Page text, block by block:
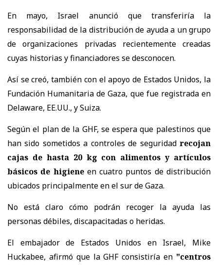
En mayo, Israel anunció que transferiría la
responsabilidad de la distribución de ayuda a un grupo
de organizaciones privadas recientemente creadas
cuyas historias y financiadores se desconocen.
Así se creó, también con el apoyo de Estados Unidos, la
Fundación Humanitaria de Gaza, que fue registrada en
Delaware, EE.UU., y Suiza.
Según el plan de la GHF, se espera que palestinos que
han sido sometidos a controles de seguridad recojan
cajas de hasta 20 kg con alimentos y artículos
básicos de higieneen cuatro puntos de distribución
ubicados principalmente en el sur de Gaza.
No está claro cómo podrán recoger la ayuda las
personas débiles, discapacitadas o heridas.
El embajador de Estados Unidos en Israel, Mike
Huckabee, afirmó que la GHF consistiría en "centros